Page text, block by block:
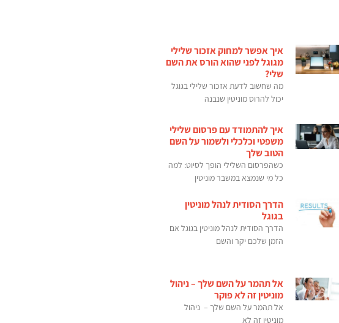
איך אפשר למחוק אזכור שלילי
מגוגל לפני שהוא הורס את השם
שלי?
מה שחשוב לדעת אזכור שלילי בגוגל
יכול להרוס מוניטין שנבנה
איך להתמודד עם פרסום שלילי
משפטי וכלכלי ולשמור על השם
הטוב שלך
כשהפרסום השלילי הופך לסיוט: למה
כל מי שנמצא במשבר מוניטין
הדרך הסודית לנהל מוניטין
בגוגל
הדרך הסודית לנהל מוניטין בגוגל אם
הזמן שלכם יקר והשם
אל תהמר על השם שלך – ניהול
מוניטין זה לא פוקר
אל תהמר על השם שלך – ניהול
מוניטין זה לא